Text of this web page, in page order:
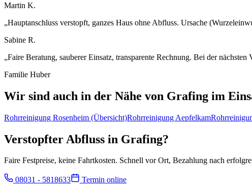
Martin K.
„Hauptanschluss verstopft, ganzes Haus ohne Abfluss. Ursache
Sabine R.
„Faire Beratung, sauberer Einsatz, transparente Rechnung. Bei der nächsten
Familie Huber
Wir sind auch in der Nähe von Grafing im
Rohrreinigung Rosenheim (Übersicht)Rohrreinigung Aepfelkam
Verstopfter Abfluss in Grafing?
Faire Festpreise, keine Fahrtkosten. Schnell vor Ort, Bezahlung nach
08031 - 5818633
Termin online